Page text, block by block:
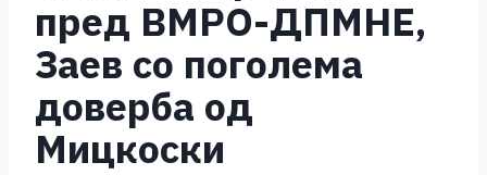
пред ВМРО-ДПМНЕ,
Заев со поголема
доверба од
Мицкоски